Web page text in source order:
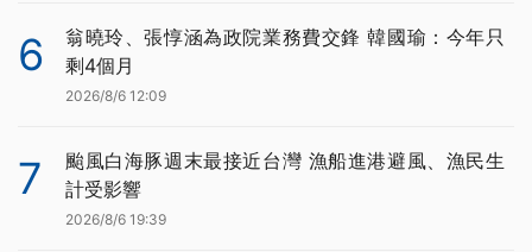
6
翁曉玲、張惇涵為政院業務費交鋒 韓國瑜：今年只
剩4個月
2026/8/6 12:09
7
颱風白海豚週末最接近台灣 漁船進港避風、漁民生
計受影響
2026/8/6 19:39